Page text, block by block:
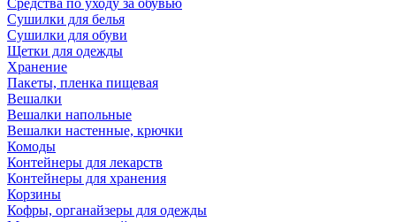
Средства по уходу за обувью
Сушилки для белья
Сушилки для обуви
Щетки для одежды
Хранение
Пакеты, пленка пищевая
Вешалки
Вешалки напольные
Вешалки настенные, крючки
Комоды
Контейнеры для лекарств
Контейнеры для хранения
Корзины
Кофры, органайзеры для одежды